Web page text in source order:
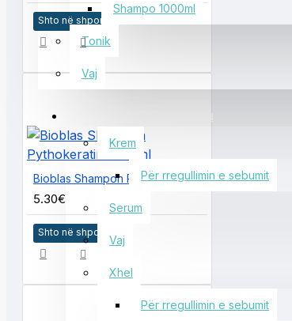
Shampo 1000ml
Tonik
Vaj
KUJDESI PËR FYTYRËN
Krem
Për rregullimin e sebumit
Serum
Vaj
Xhel
Për rregullimin e sebumit
Shto në shportë
Bioblas Shampon Pythokeratin 1000ml
5.30€
Shto në shportë